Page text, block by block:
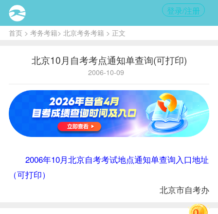
登录/注册
首页> 考务考籍> 北京考务考籍 > 正文
北京10月自考考点通知单查询(可打印)
2006-10-09
2006年10月北京自考考试地点通知单查询入口地址
（可打印）
北京市自考办